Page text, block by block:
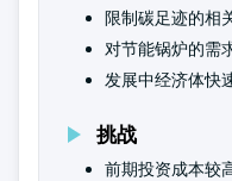
限制碳足迹的相
对节能锅炉的需
发展中经济体快
挑战
前期投资成本较